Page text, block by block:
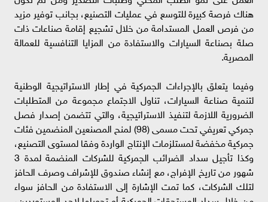
هناك فرصة كبيرة للتوسع في عمليات التصنيع، بجانب توفير مزيد
من فرص العمل المستدامة من خلال تشجيع إقامة صناعات ذات
صلة بصناعة السيارات والاستفادة من المزايا التنافسية للعمالة
المصرية.
وفيما يتعلق بالإجراءات الجمركية في إطار الاستراتيجية الوطنية
لتنمية صناعة السيارات، تناول الاجتماع مجموعة من المتطلبات
الضرورية اللازمة لتنفيذ الاستراتيجية، والتي تتضمن إصدار فصل
جمركي تعريفي تحت مسمى (98) لمنح المصنعين المنضمين فئات
جمركية مخفضة لمستلزمات الإنتاج الواردة وفقا لمستوى التصنيع،
وكذا تأجيل سداد الضرائب الجمركية للشركات المنضمة لمدة 3
شهور من تاريخ الإفراج، مع إنشاء صندوق للإشراف وصرف الحافز
لتلك الشركات، كما تمت الإشارة إلى الاستفادة من الحافز سواء